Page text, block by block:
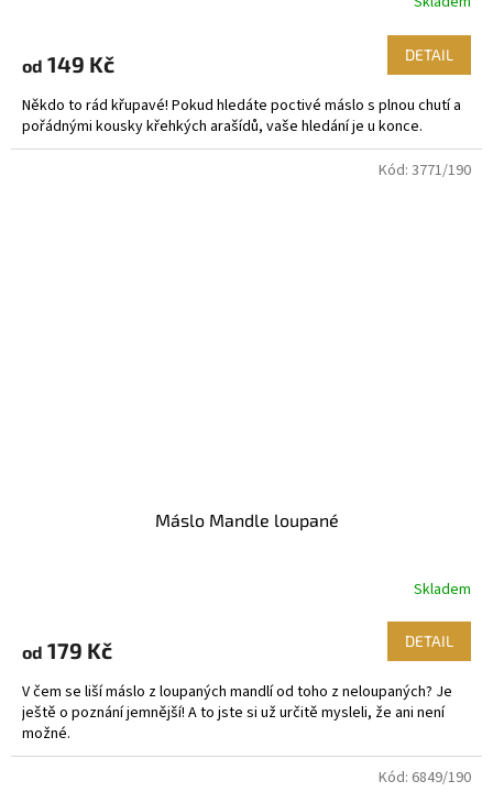
od 149 Kč DETAIL
Někdo to rád křupavé! Pokud hledáte poctivé máslo s plnou chutí a
pořádnými kousky křehkých arašídů, vaše hledání je u konce.
Máslo Mandle loupané
Skladem
od 179 Kč DETAIL
V čem se liší máslo z loupaných mandlí od toho z neloupaných? Je
ještě o poznání jemnější! A to jste si už určitě mysleli, že ani není
možné.
Kód: 3771/190
Kód: 6849/190